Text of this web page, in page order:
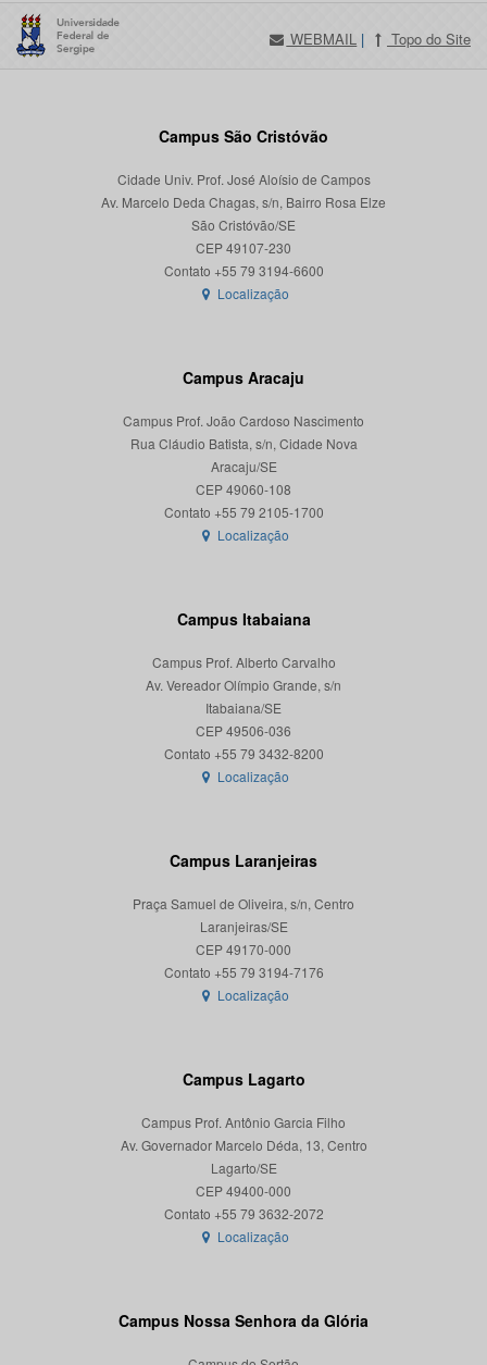
WEBMAIL | Topo do Site
Campus São Cristóvão
Cidade Univ. Prof. José Aloísio de Campos
Av. Marcelo Deda Chagas, s/n, Bairro Rosa Elze
São Cristóvão/SE
CEP 49107-230
Localização
Campus Aracaju
Campus Prof. João Cardoso Nascimento
Rua Cláudio Batista, s/n, Cidade Nova
Aracaju/SE
CEP 49060-108
Localização
Campus Itabaiana
Campus Prof. Alberto Carvalho
Av. Vereador Olímpio Grande, s/n
Itabaiana/SE
CEP 49506-036
Localização
Campus Laranjeiras
Praça Samuel de Oliveira, s/n, Centro
Laranjeiras/SE
CEP 49170-000
Localização
Campus Lagarto
Campus Prof. Antônio Garcia Filho
Av. Governador Marcelo Déda, 13, Centro
Lagarto/SE
CEP 49400-000
Localização
Campus Nossa Senhora da Glória